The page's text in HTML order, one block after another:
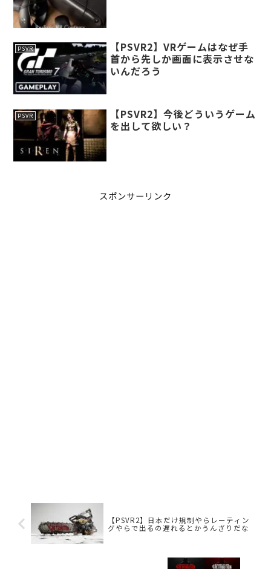
PSVR
【PSVR2】VRゲームはなぜ手
首から先しか画面に表示させな
いんだろう
PSVR
【PSVR2】今後どういうゲーム
を出して欲しい？
スポンサーリンク
【PSVR2】日本だけ規制やらレーティン
グやらで出るの遅れるとかうんざりだな